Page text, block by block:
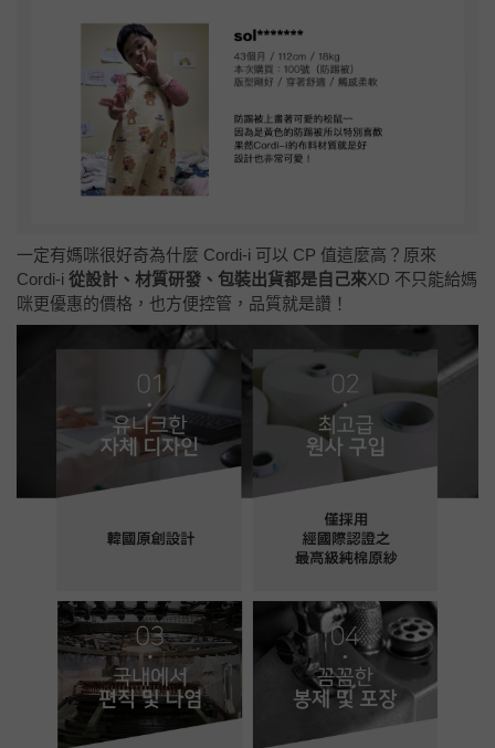
一定有媽咪很好奇為什麼 Cordi-i 可以 CP 值這麼高？原來
Cordi-i 從設計、材質研發、包裝出貨都是自己來XD 不只能給媽
咪更優惠的價格，也方便控管，品質就是讚！